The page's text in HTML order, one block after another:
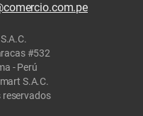
#532
- Perú
S.A.C.
reservados